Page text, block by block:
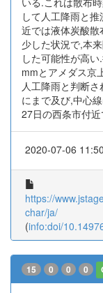
して人工降雨と
近では液体炭酸
少した状況で,本
した可能性が高
mmとアメダス京
人工降雨と判断
にまで及び,中心
27日の西条市付
2020-07-06
https://
char/ja/
(info:doi/
15 0 0 0